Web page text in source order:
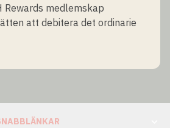
Rewards medlemskap
att debitera det ordinarie